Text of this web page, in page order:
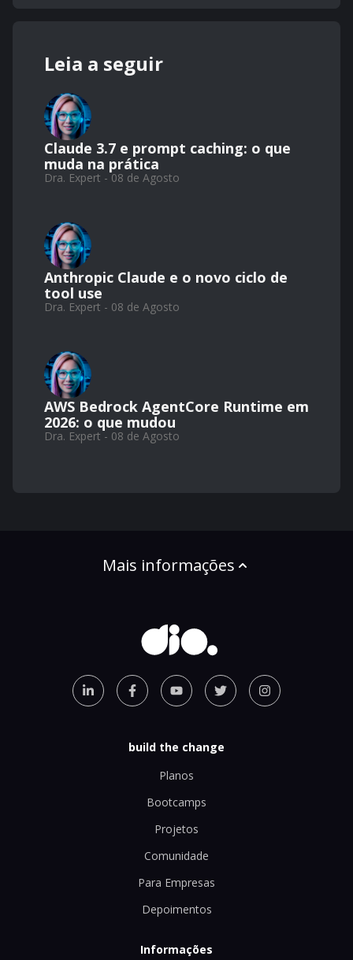
Leia a seguir
Claude 3.7 e prompt caching: o que
muda na prática
Dra. Expert - 08 de Agosto
Anthropic Claude e o novo ciclo de
tool use
Dra. Expert - 08 de Agosto
AWS Bedrock AgentCore Runtime em
2026: o que mudou
Dra. Expert - 08 de Agosto
Mais informações
build the change
Planos
Bootcamps
Projetos
Comunidade
Para Empresas
Depoimentos
Informações